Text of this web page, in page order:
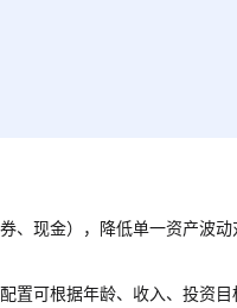
、现金），降低单一资产波
置可根据年龄、收入、投资